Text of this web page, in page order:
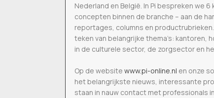
Nederland en België. In Pi bespreken we
concepten binnen de branche – aan de
reportages, columns en
teken van belangrijke thema’s:
in de culturele sector, de zorgsector en
Op de website www.pi-online.nl en onze
het belangrijkste nieuws, interessante
staan in nauw contact met professionals